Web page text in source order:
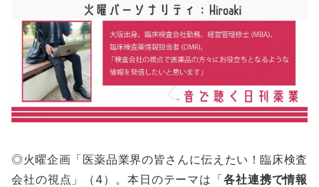
◎火曜企画「医薬品業界の皆さんに伝えたい！臨床検査
会社の視点」（4）。本日のテーマは「各社連携で情報